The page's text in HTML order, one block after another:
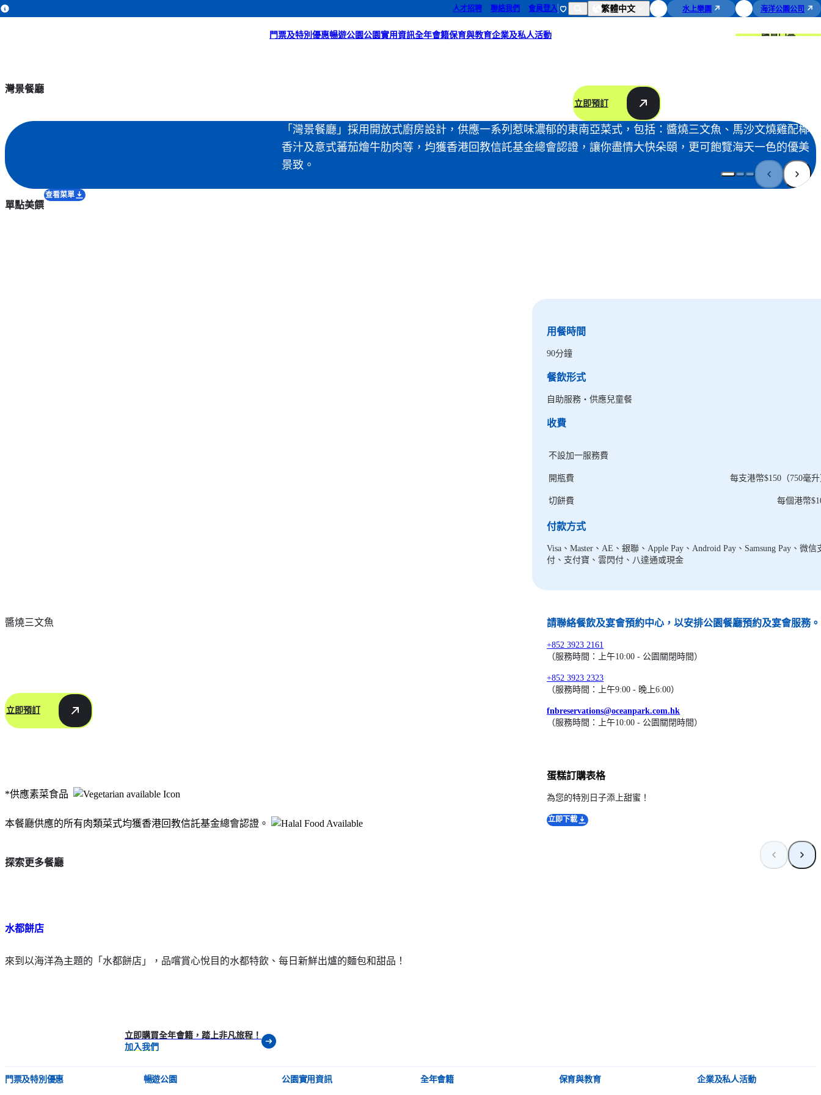
人才招聘 聯絡我們 會員登入 繁體中文 水上樂園 海洋公園公司
門票及特別優惠暢遊公園公園實用資訊全年會籍保育與教育企業及私人活動 購買門票
灣景餐廳
立即預訂
「灣景餐廳」採用開放式廚房設計，供應一系列惹味濃郁的東南亞菜式，包括：醬燒三文魚、馬沙文燒雞配椰
香汁及意式蕃茄燴牛肋肉等，均獲香港回教信託基金總會認證，讓你盡情大快朵頤，更可飽覽海天一色的優美
景致。
單點美饌
查看菜單
醬燒三文魚
立即預訂
*供應素菜食品
本餐廳供應的所有肉類菜式均獲香港回教信託基金總會認證。
用餐時間
90分鐘
餐飲形式
自助服務・供應兒童餐
收費
不設加一服務費
開瓶費 每支港幣$150（750毫
切餅費 每個港幣
付款方式
Visa、Master、AE、銀聯、Apple Pay、Android Pay、Samsung Pay、微信
付、支付寶、雲閃付、八達通或現金
請聯絡餐飲及宴會預約中心，以安排公園餐廳預約及宴會服務。
+852 3923 2161
（服務時間：上午10:00 - 公園關閉時間）
+852 3923 2323
（服務時間：上午9:00 - 晚上6:00）
fnbreservations@oceanpark.com.hk
（服務時間：上午10:00 - 公園關閉時間）
蛋糕訂購表格
為您的特別日子添上甜蜜！
立即下載
探索更多餐廳
來到以海洋為主題的「水都餅店」，品嚐賞心悅目的水都特飲、每日新鮮出爐的麵包和甜品！
水都餅店
立即購買全年會籍，踏上非凡旅程！
加入我們
門票及特別優惠 暢遊公園 公園實用資訊 全年會籍 保育與教育 企業及私人活動